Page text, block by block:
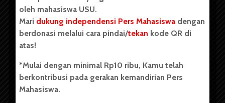
pers mahasiswa yang berdiri di luar kampus dan dikelola
secara mandiri oleh mahasiswa Universitas Sumatera Utara
(USU). Sebelumnya BOPM Wacana merupakan salah satu
Unit Kegiatan Mahasiswa (UKM) di Universitas Sumatera
berdiri pada 1 Juli 1995.
oleh mahasiswa USU.
Mari dukung independensi Pers Mahasiswa dengan
berdonasi melalui cara pindai/tekan kode QR di
atas!
*Mulai dengan minimal Rp10 ribu, Kamu telah
berkontribusi pada gerakan kemandirian Pers
Mahasiswa.